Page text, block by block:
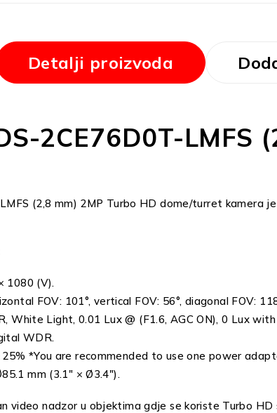
Detalji proizvoda
2CE76D0T-LMFS
(2,8 mm) 2MP Turbo HD dome/turret kamera
1080 (V).
FOV: 101°, vertical FOV: 56°, diagonal FOV:
White Light, 0.01 Lux @ (F1.6, AGC ON), 0 Lux with
WDR.
25% *You are recommended to use one power
mm (3.1″ × Ø3.4″).
video nadzor u objektima gdje se koriste Turbo HD